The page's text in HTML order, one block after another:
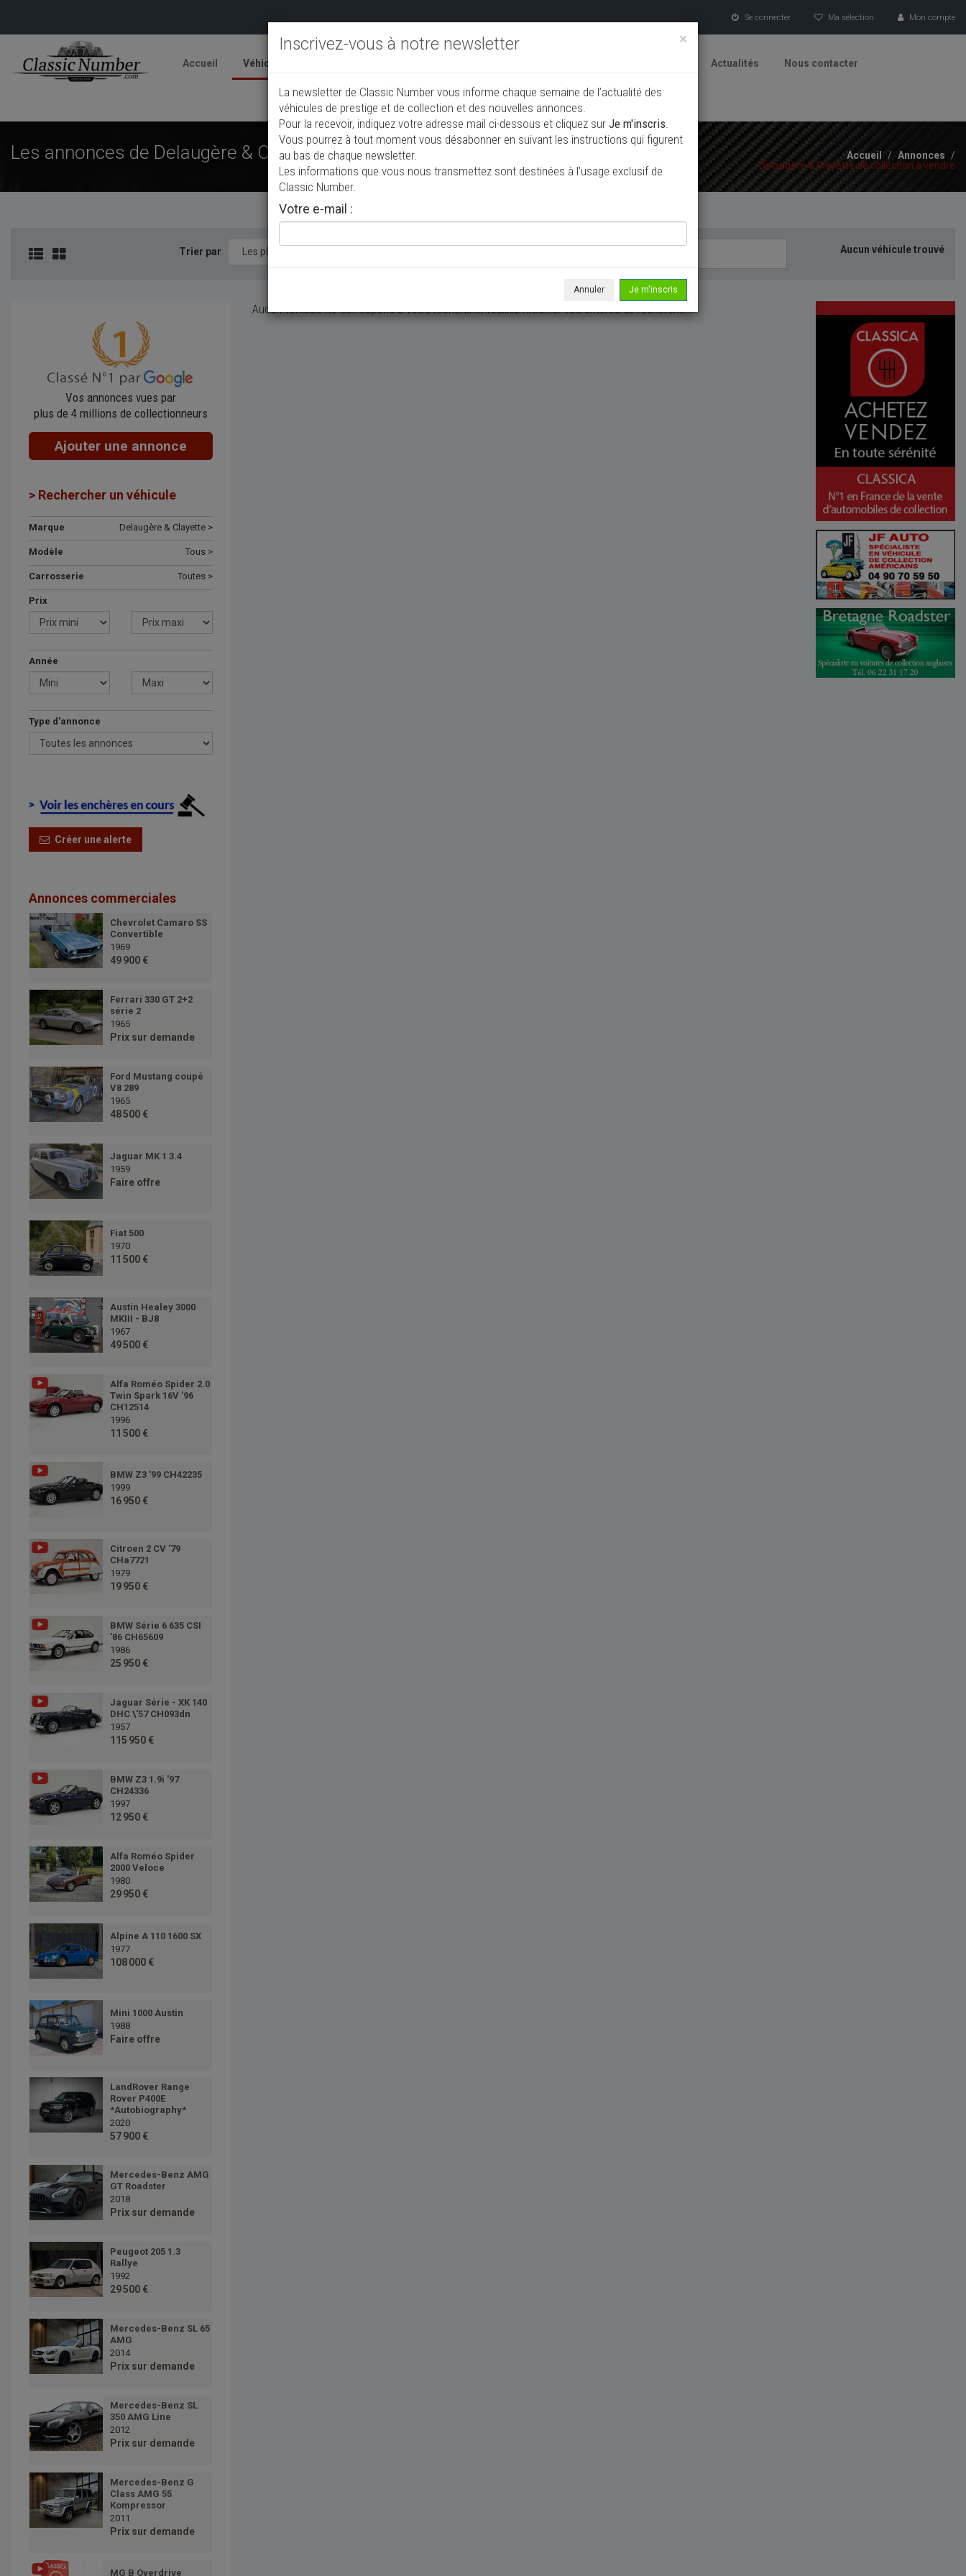
Se connecter Ma sélection Mon compte
Accueil Véhicules Actualités Nous contacter
Ajouter une annonce
Les annonces de Delaugère & Clayette de collection à vendre Accueil / Annonces
/
Delaugère & Clayette de collection à vendre
Trier par Aucun véhicule trouvé
Vos annonces vues par
plus de 4 millions de collectionneurs
Ajouter une annonce
> Rechercher un véhicule
Marque Delaugère & Clayette >
Modèle Tous >
Carrosserie Toutes >
Prix
Année
Type d'annonce
Créer une alerte
Annonces commerciales
Chevrolet Camaro SS
Convertible
1969
49 900 €
Ferrari 330 GT 2+2
série 2
1965
Prix sur demande
Ford Mustang coupé
V8 289
1965
48 500 €
Jaguar MK 1 3.4
1959
Faire offre
Fiat 500
1970
11 500 €
Austin Healey 3000
MKIII - BJ8
1967
49 500 €
Alfa Roméo Spider 2.0
Twin Spark 16V '96
CH12514
1996
11 500 €
BMW Z3 '99 CH42235
1999
16 950 €
Citroen 2 CV '79
CHa7721
1979
19 950 €
BMW Série 6 635 CSI
'86 CH65609
1986
25 950 €
Jaguar Série - XK 140
DHC \'57 CH093dn
1957
115 950 €
BMW Z3 1.9i '97
CH24336
1997
12 950 €
Alfa Roméo Spider
2000 Veloce
1980
29 950 €
Alpine A 110 1600 SX
1977
108 000 €
Mini 1000 Austin
1988
Faire offre
LandRover Range
Rover P400E
*Autobiography*
2020
57 900 €
Mercedes-Benz AMG
GT Roadster
2018
Prix sur demande
Peugeot 205 1.3
Rallye
1992
29 500 €
Mercedes-Benz SL 65
AMG
2014
Prix sur demande
Mercedes-Benz SL
350 AMG Line
2012
Prix sur demande
Mercedes-Benz G
Class AMG 55
Kompressor
2011
Prix sur demande
MG B Overdrive
Aucun véhicule ne correspond à votre recherche, veuillez modifier vos critères de recherche...
×
Inscrivez-vous à notre newsletter
La newsletter de Classic Number vous informe chaque semaine de l’actualité des
véhicules de prestige et de collection et des nouvelles annonces.
Pour la recevoir, indiquez votre adresse mail ci-dessous et cliquez sur Je m'inscris.
Vous pourrez à tout moment vous désabonner en suivant les instructions qui figurent
au bas de chaque newsletter.
Les informations que vous nous transmettez sont destinées à l’usage exclusif de
Classic Number.
Votre e-mail :
Annuler Je m'inscris